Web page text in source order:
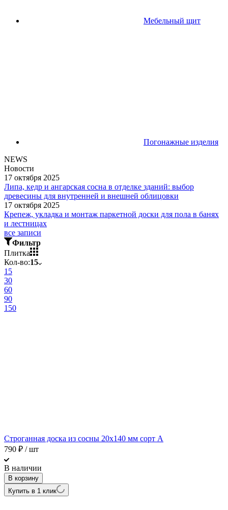
Мебельный щит
Погонажные изделия
NEWS
Новости
17 октября 2025
Липа, кедр и ангарская сосна в отделке зданий: выбор
древесины для внутренней и внешней облицовки
17 октября 2025
Крепеж, укладка и монтаж паркетной доски для пола в банях
и лестницах
все записи
Фильтр
Плитка
Кол-во:15
15
30
60
90
150
Строганная доска из сосны 20х140 мм сорт A
790 ₽ / шт
В наличии
В корзину
Купить в 1 клик